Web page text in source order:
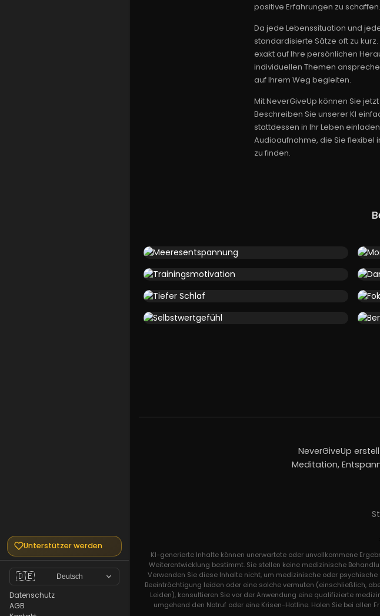
Unterstützer werden
🇩🇪 Deutsch
Datenschutz
AGB
positive Erfahrungen zu schaffen.
Da jede Lebenssituation und
standardisierte Sätze oft zu
exakt auf Ihre persönlichen
individuellen Themen
auf Ihrem Weg begleiten.
Mit NeverGiveUp können Sie
Beschreiben Sie unserer KI
stattdessen in Ihr Leben
Audioaufnahme, die Sie flexibel
zu finden.
NeverGiveUp
Meditation,
KI-generierte Inhalte können unerwartete oder unvollkommene
Weiterentwicklung bestimmt. Sie stellen keine medizinische
Verwenden Sie diese Inhalte nicht, um medizinische oder
Beeinträchtigung leiden oder eine solche vermuten (einschließlich,
Leiden), konsultieren Sie vor der Anwendung eine qualifizierte
umgehend den Notruf oder eine Krisen-Hotline. Holen Sie bei